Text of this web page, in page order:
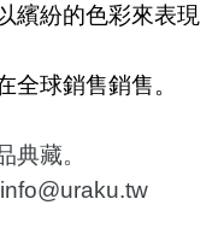
繽紛的色彩來表現
全球銷售銷售。
典藏。